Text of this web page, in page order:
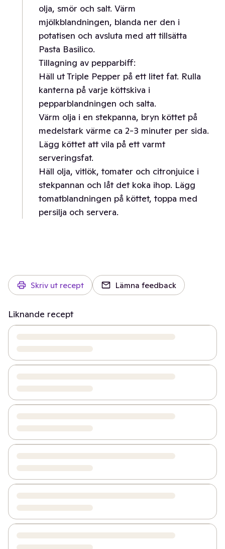
olja, smör och salt. Värm
mjölkblandningen, blanda ner den i
potatisen och avsluta med att tillsätta
Pasta Basilico.
Tillagning av pepparbiff:
Häll ut Triple Pepper på ett litet fat. Rulla
kanterna på varje köttskiva i
pepparblandningen och salta.
Värm olja i en stekpanna, bryn köttet på
medelstark värme ca 2-3 minuter per sida.
Lägg köttet att vila på ett varmt
serveringsfat.
Häll olja, vitlök, tomater och citronjuice i
stekpannan och låt det koka ihop. Lägg
tomatblandningen på köttet, toppa med
persilja och servera.
Skriv ut recept Lämna feedback
Liknande recept